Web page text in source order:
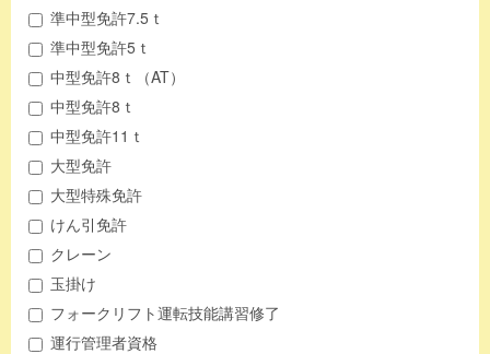
準中型免許7.5ｔ
準中型免許5ｔ
中型免許8ｔ（AT）
中型免許8ｔ
中型免許11ｔ
大型免許
大型特殊免許
けん引免許
クレーン
玉掛け
フォークリフト運転技能講習修了
運行管理者資格